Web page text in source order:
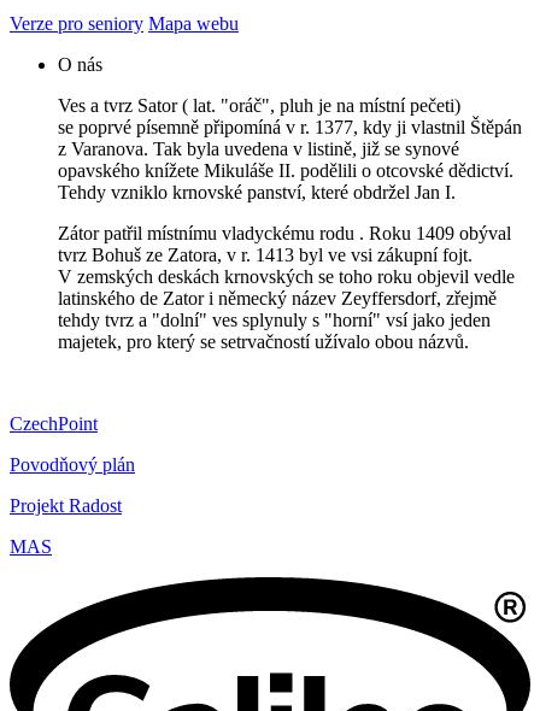
Verze pro seniory Mapa webu
O nás
Ves a tvrz Sator ( lat. "oráč", pluh je na místní pečeti)
se poprvé písemně připomíná v r. 1377, kdy ji vlastnil Štěpán
z Varanova. Tak byla uvedena v listině, již se synové
opavského knížete Mikuláše II. podělili o otcovské dědictví.
Tehdy vzniklo krnovské panství, které obdržel Jan I.
Zátor patřil místnímu vladyckému rodu . Roku 1409 obýval
tvrz Bohuš ze Zatora, v r. 1413 byl ve vsi zákupní fojt.
V zemských deskách krnovských se toho roku objevil vedle
latinského de Zator i německý název Zeyffersdorf, zřejmě
tehdy tvrz a "dolní" ves splynuly s "horní" vsí jako jeden
majetek, pro který se setrvačností užívalo obou názvů.
CzechPoint
Povodňový plán
Projekt Radost
MAS